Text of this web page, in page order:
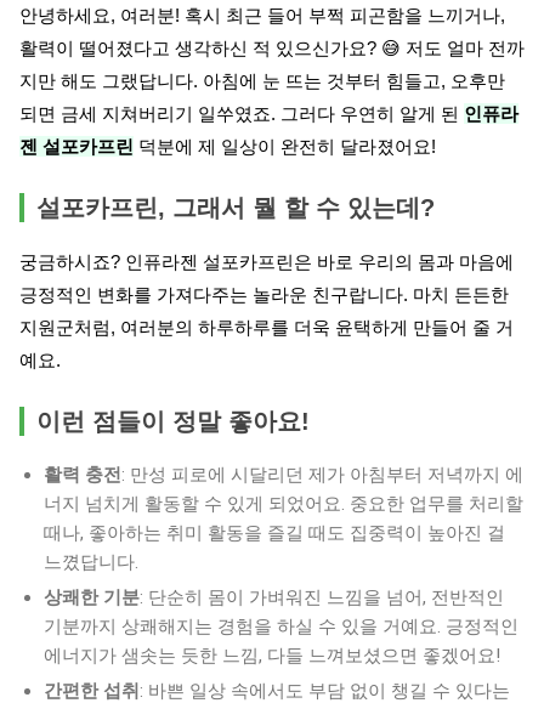
안녕하세요, 여러분! 혹시 최근 들어 부쩍 피곤함을 느끼거나,
활력이 떨어졌다고 생각하신 적 있으신가요? 😅 저도 얼마 전까
지만 해도 그랬답니다. 아침에 눈 뜨는 것부터 힘들고, 오후만
되면 금세 지쳐버리기 일쑤였죠. 그러다 우연히 알게 된 인퓨라
젠 설포카프린 덕분에 제 일상이 완전히 달라졌어요!
설포카프린, 그래서 뭘 할 수 있는데?
궁금하시죠? 인퓨라젠 설포카프린은 바로 우리의 몸과 마음에
긍정적인 변화를 가져다주는 놀라운 친구랍니다. 마치 든든한
지원군처럼, 여러분의 하루하루를 더욱 윤택하게 만들어 줄 거
예요.
이런 점들이 정말 좋아요!
활력 충전: 만성 피로에 시달리던 제가 아침부터 저녁까지 에
너지 넘치게 활동할 수 있게 되었어요. 중요한 업무를 처리할
때나, 좋아하는 취미 활동을 즐길 때도 집중력이 높아진 걸
느꼈답니다.
상쾌한 기분: 단순히 몸이 가벼워진 느낌을 넘어, 전반적인
기분까지 상쾌해지는 경험을 하실 수 있을 거예요. 긍정적인
에너지가 샘솟는 듯한 느낌, 다들 느껴보셨으면 좋겠어요!
간편한 섭취 : 바쁜 일상 속에서도 부담 없이 챙길 수 있다는